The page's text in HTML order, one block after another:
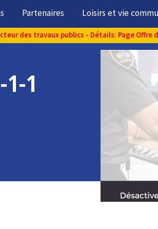
Partenaires Loisirs et vie
des travaux publics - Détails: Page Offre
1